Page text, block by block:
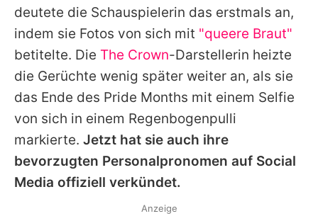
Nutzungsbedingungen
Utiq verwalten
deutete die Schauspielerin das erstmals an,
indem sie Fotos von sich mit "queere Braut"
betitelte. Die The Crown-Darstellerin heizte
die Gerüchte wenig später weiter an, als sie
das Ende des Pride Months mit einem Selfie
von sich in einem Regenbogenpulli
markierte. Jetzt hat sie auch ihre
bevorzugten Personalpronomen auf Social
Media offiziell verkündet.
Anzeige